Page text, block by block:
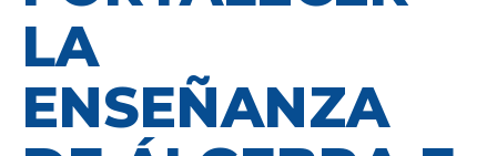
LA
ENSEÑANZA